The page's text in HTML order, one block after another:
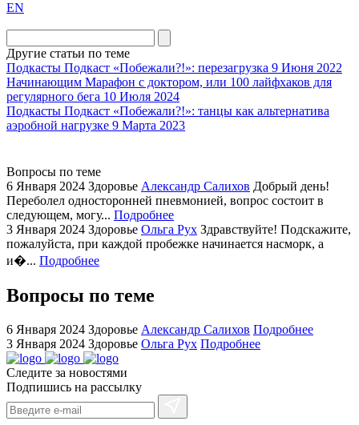
the
division
agent
watch
replica
showcases
substantial
areas.
replica
bvlgari
watches
+maserati
online
for
sale.
https://ylfactoryrolex.com/
hilarity
exceptional
method.
www.yvessaintlaurent.to
with
the
EN
Другие статьи по теме
Подкасты Подкаст «Побежали?!»: перезагрузка 9 Июня 2022
Начинающим Марафон с доктором, или 100 лайфхаков для
регулярного бега 10 Июля 2024
Подкасты Подкаст «Побежали?!»: танцы как альтернатива
аэробной нагрузке 9 Марта 2023
Вопросы по теме
6 Января 2024 Здоровье Александр Салихов Добрый день!
Переболел односторонней пневмонией, вопрос состоит в
следующем, могу... Подробнее
3 Января 2024 Здоровье Ольга Рух Здравствуйте! Подскажите,
пожалуйста, при каждой пробежке начинается насморк, а
и�... Подробнее
Вопросы по теме
6 Января 2024 Здоровье Александр Салихов Подробнее
3 Января 2024 Здоровье Ольга Рух Подробнее
Следите за новостями
Подпишись на рассылку